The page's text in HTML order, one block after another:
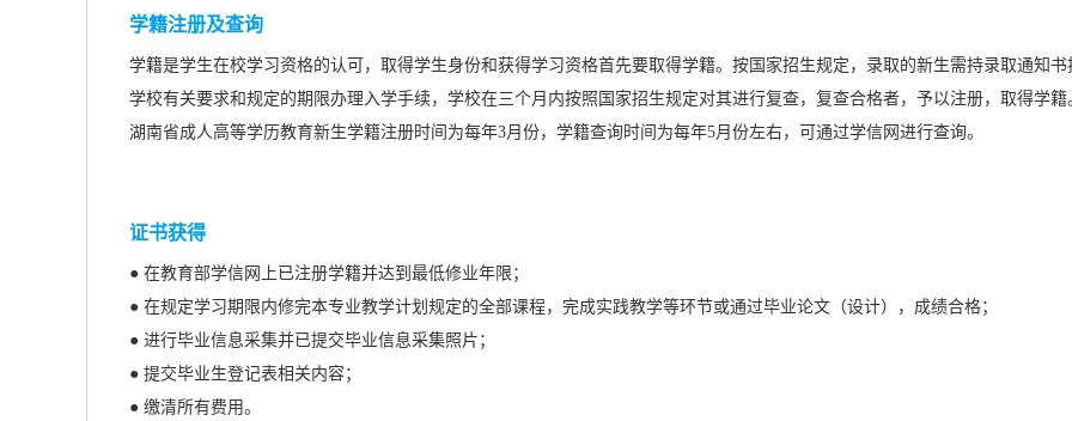
学籍注册及查询
学籍是学生在校学习资格的认可，取得学生身份和获得学习资格首先要取得学籍。按国家招生规定，录取的新生需持录取通知书
学校有关要求和规定的期限办理入学手续，学校在三个月内按照国家招生规定对其进行复查，复查合格者，予以注册，取得学籍
湖南省成人高等学历教育新生学籍注册时间为每年3月份，学籍查询时间为每年5月份左右，可通过学信网进行查询。
证书获得
● 在教育部学信网上已注册学籍并达到最低修业年限；
● 在规定学习期限内修完本专业教学计划规定的全部课程，完成实践教学等环节或通过毕业论文（设计），成绩合格；
● 进行毕业信息采集并已提交毕业信息采集照片；
● 提交毕业生登记表相关内容；
● 缴清所有费用。